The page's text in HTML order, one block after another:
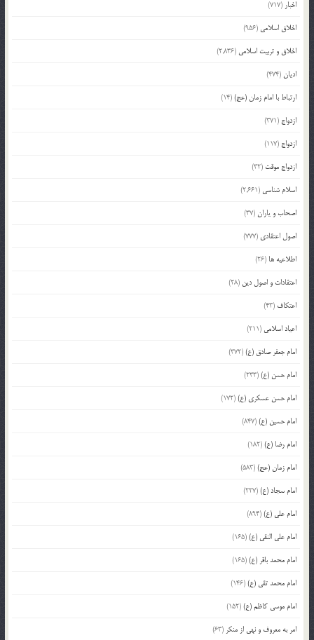
اخبار (717)
اخلاق اسلامی (956)
اخلاق و تربیت اسلامی (2,836)
ادیان(474)
ارتباط با امام زمان (عج)(14)
ازدواج (371)
ازدواج (117)
ازدواج موقت (32)
اسلام شناسی (2,661)
اصحاب و یاران(37)
اصول اعتقادی (777)
اطلاعیه ها (26)
اعتقادات و اصول دین (28)
اعتکاف (43)
اعیاد اسلامی (211)
امام جعفر صادق (ع)(372)
امام حسن (ع)(233)
امام حسن عسکری (ع)(172)
امام حسین (ع)(847)
امام رضا (ع)(182)
امام زمان (عج)(583)
امام سجاد (ع)(227)
امام علی (ع)(894)
امام علی النقی (ع)(165)
امام محمد باقر (ع)(165)
امام محمد تقی (ع)(146)
امام موسی کاظم (ع)(152)
امر به معروف و نهی از منکر (63)